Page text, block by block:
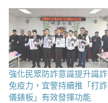
強化民眾防詐意識提升識詐
免疫力，宜警持續推「打詐
儀錶板」有效發揮功能